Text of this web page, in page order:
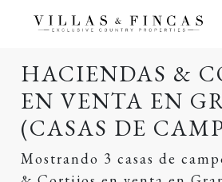
HACIENDAS &
EN VENTA EN
(CASAS DE
Mostrando 3 casas de